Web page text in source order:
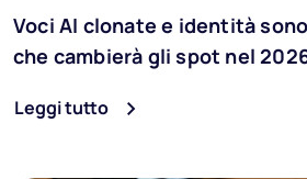
IT
Voci AI clonate e identità
che cambierà gli spot nel
Leggi tutto